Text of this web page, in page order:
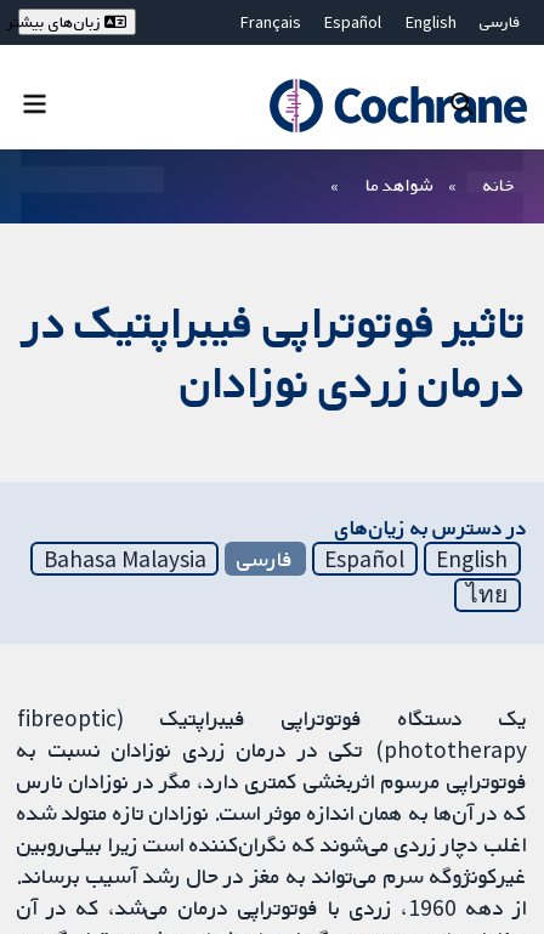
فارسی English
Español
Français
Bahasa Malaysia
ไทย
繁體中文
زبان‌های بیشتر
خانه شواهد ما
تاثیر فوتوتراپی فیبراپتیک در
درمان زردی نوزادان
در دسترس به زیان‌های
English
Español فارسی
Bahasa Malaysia
ไทย
یک دستگاه فوتوتراپی فیبراپتیک (fibreoptic
phototherapy) تکی در درمان زردی نوزادان نسبت به
فوتوتراپی مرسوم اثربخشی کمتری دارد، مگر در نوزادان نارس
که در آن‌ها به همان اندازه موثر است. نوزادان تازه متولد شده
اغلب دچار زردی می‌شوند که نگران‌کننده است زیرا بیلی‌روبین
غیرکونژوگه سرم می‌تواند به مغز در حال رشد آسیب برساند.
از دهه 1960، زردی با فوتوتراپی درمان می‌شد، که در آن